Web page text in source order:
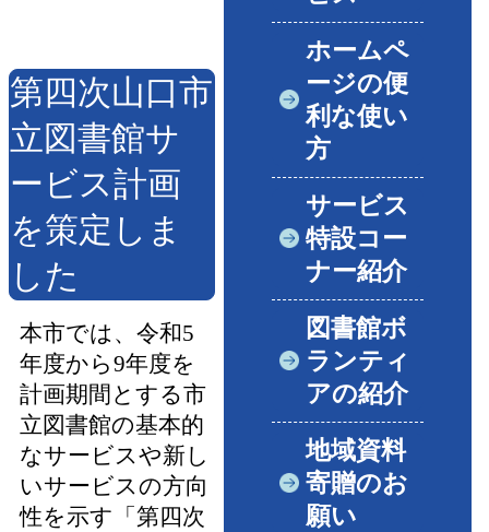
第四次山口市
立図書館サ
ービス計画
を策定しま
した
本市では、令和5
年度から9年度を
計画期間とする市
立図書館の基本的
なサービスや新し
いサービスの方向
性を示す「第四次
ホームペ
ージの便
利な使い
方
サービス
特設コー
ナー紹介
図書館ボ
ランティ
アの紹介
地域資料
寄贈のお
願い